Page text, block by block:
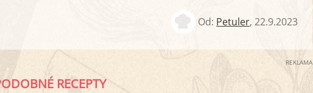
Od: Petuler,22.9.2023
REKLAMA
RECEPTY